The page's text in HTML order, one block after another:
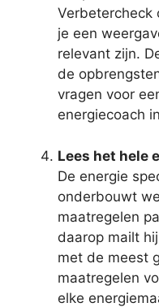
Verbetercheck
je een
relevant zijn.
de
vragen voor
energiecoach
Lees het hele
De energie
onderbouwt
maatregelen
daarop mailt
met de meest
maatregelen
elke